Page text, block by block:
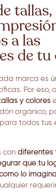
a las
de
marca es
Por eso,
y colores
orgánico,
todos tus
con diferentes
que tu
lo